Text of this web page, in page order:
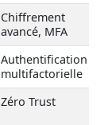
Chiffrement
avancé, MFA
Authentification
multifactorielle
Zéro Trust